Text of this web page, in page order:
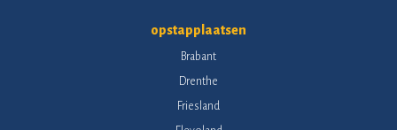
opstapplaatsen
Brabant
Drenthe
Friesland